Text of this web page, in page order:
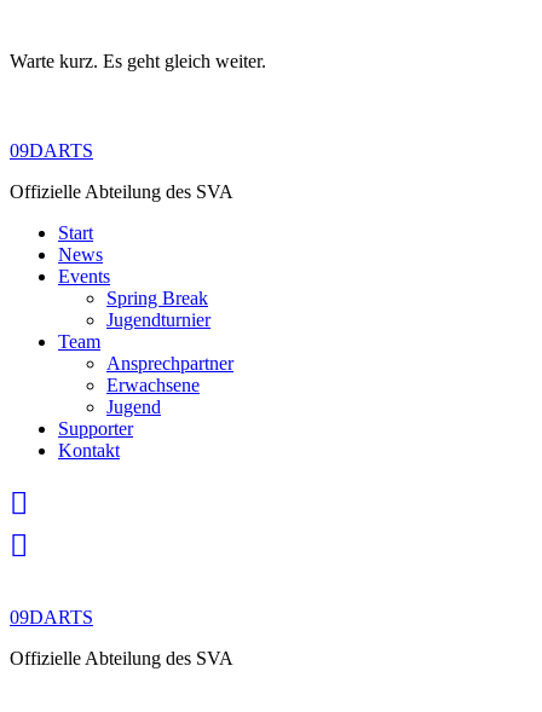
Warte kurz. Es geht gleich weiter.
content
09DARTS
Offizielle Abteilung des SVA
Start
News
Events
Spring Break
Jugendturnier
Team
Ansprechpartner
Erwachsene
Jugend
Supporter
Kontakt
09DARTS
Offizielle Abteilung des SVA